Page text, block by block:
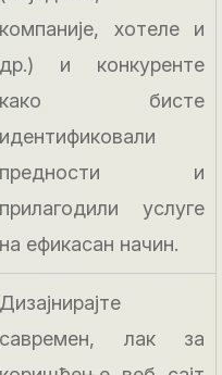
компаније, хотеле и
др.) и конкуренте
како бисте
идентификовали
предности и
прилагодили услуге
на ефикасан начин.
Дизајнирајте
савремен, лак за